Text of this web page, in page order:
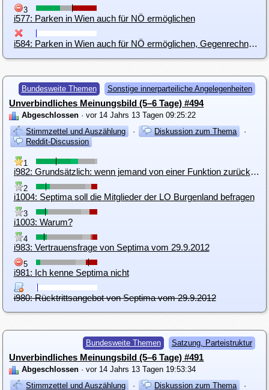
3
i577: Parken in Wien auch für NÖ ermöglichen
i584: Parken in Wien auch für NÖ ermöglichen, Gegenrechnung zu Öffi-Ticket, Zweckbindung der Einnahmen
Bundesweite Themen Sonstige innerparteiliche Angelegenheiten
Unverbindliches Meinungsbild (5–6 Tage) #494
Abgeschlossen · vor 14 Jahrs 13 Tagen 09:25:22
Stimmzettel und Auszählung
· Diskussion zum Thema
·
Reddit-Discussion
1
i982: Grundsätzlich: wenn jemand von einer Funktion zurücktreten möchte, soll er es einfach tun
2
i1004: Septima soll die Mitglieder der LO Burgenland befragen
3
i1003: Warum?
4
i983: Vertrauensfrage von Septima vom 29.9.2012
5
i981: Ich kenne Septima nicht
i980: Rücktrittsangebot von Septima vom 29.9.2012
Bundesweite Themen Satzung, Parteistruktur
Unverbindliches Meinungsbild (5–6 Tage) #491
Abgeschlossen · vor 14 Jahrs 13 Tagen 19:53:34
Stimmzettel und Auszählung
· Diskussion zum Thema
·